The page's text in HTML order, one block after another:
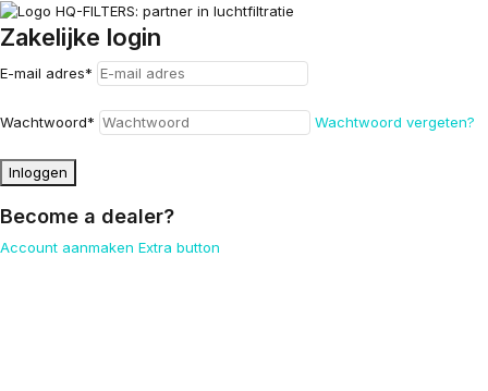
Zakelijke login
E-mail adres*
Wachtwoord* Wachtwoord vergeten?
Inloggen
Become a dealer?
Account aanmaken Extra button